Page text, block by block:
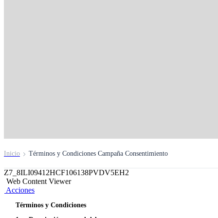
Inicio Términos y Condiciones Campaña Consentimiento
Z7_8ILI09412HCF106138PVDV5EH2
Web Content Viewer
Acciones
Términos y Condiciones